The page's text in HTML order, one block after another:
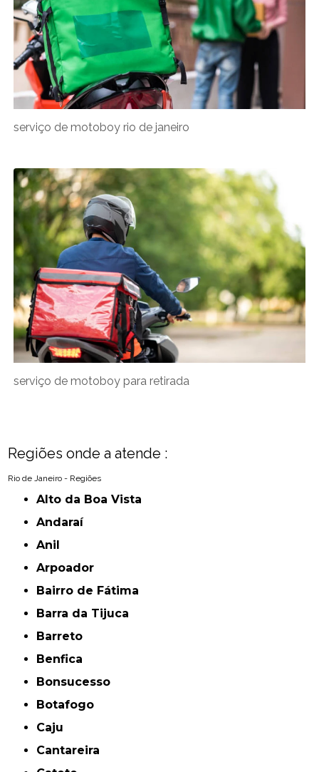
serviço de motoboy rio de janeiro
serviço de motoboy para retirada
Regiões onde a atende :
Rio de Janeiro - Regiões
Alto da Boa Vista
Andaraí
Anil
Arpoador
Bairro de Fátima
Barra da Tijuca
Barreto
Benfica
Bonsucesso
Botafogo
Caju
Cantareira